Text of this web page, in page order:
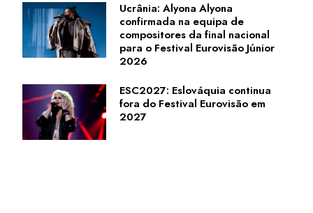
Ucrânia: Alyona Alyona
confirmada na equipa de
compositores da final nacional
para o Festival Eurovisão Júnior
2026
ESC2027: Eslováquia continua
fora do Festival Eurovisão em
2027